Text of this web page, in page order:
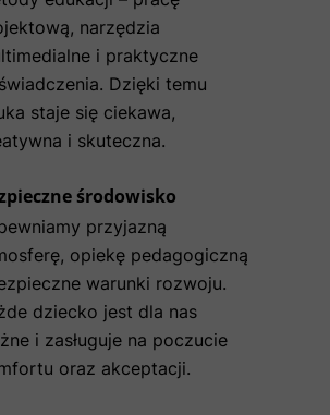
przyjazną
opiekę pedagogiczną
warunki rozwoju.
dziecko jest dla nas
i zasługuje na poczucie
oraz akceptacji.
środowisko
narzędzia
i praktyczne
Dzięki temu
staje się ciekawa,
i skuteczna.